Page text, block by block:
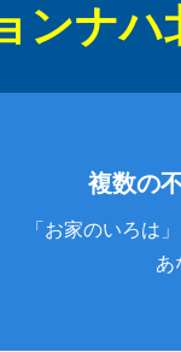
ンナ
複数の
「お家のいろは
あ